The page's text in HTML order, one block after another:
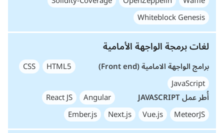
Whiteblock Genesis
لغات برمجة الواجهة الأمامية
برامج الواجهة الامامية (Front end) HTML5
CSS
JavaScript
أُطر عمل JAVASCRIPT
Angular
React JS
MeteorJS
Vue.js
Next.js
Ember.js